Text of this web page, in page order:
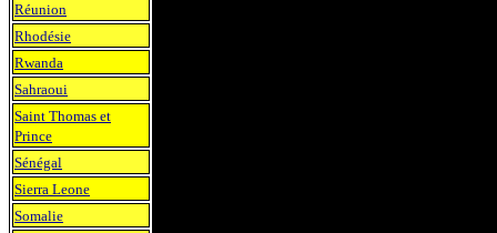
Réunion
Rhodésie
Rwanda
Sahraoui
Saint Thomas et
Prince
Sénégal
Sierra Leone
Somalie